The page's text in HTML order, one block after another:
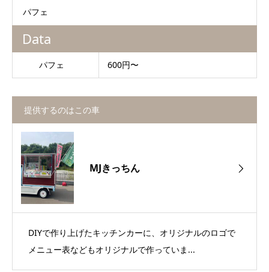
パフェ
Data
パフェ 600円〜
提供するのはこの車
MJきっちん
DIYで作り上げたキッチンカーに、オリジナルのロゴで
メニュー表などもオリジナルで作っていま...